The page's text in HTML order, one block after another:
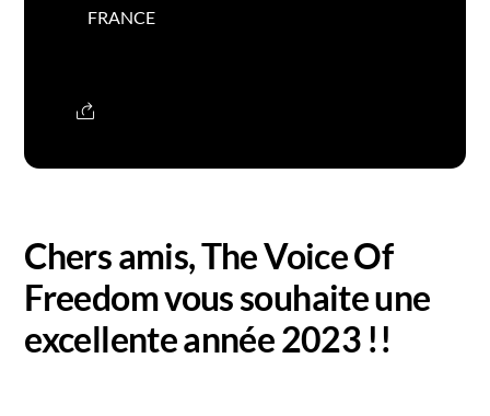
FRANCE
Chers amis, The Voice Of
Freedom vous souhaite une
excellente année 2023 !!